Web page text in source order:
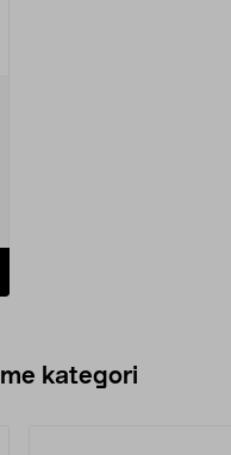
kategori